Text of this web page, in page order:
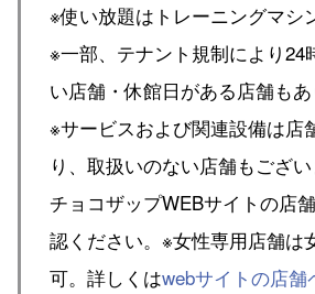
※使い放題はトレーニングマシ
※一部、テナント規制により24
い店舗・休館日がある店舗もあ
※サービスおよび関連設備は店
り、取扱いのない店舗もござ
チョコザップWEBサイトの店
認ください。※女性専用店舗は
可。詳しくはwebサイトの店舗